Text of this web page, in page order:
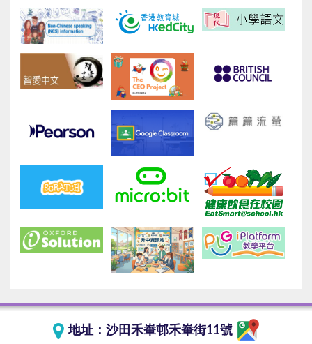
地址： 沙田禾輋邨禾輋街11號